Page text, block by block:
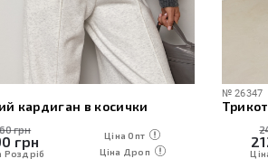
кардиган в косички
грн
грн
Роздріб
Ціна Опт
Ціна Дроп
№ 26347